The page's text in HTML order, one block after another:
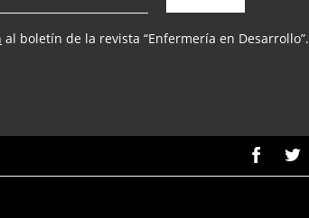
al boletín de la revista “Enfermería en Desarrollo”.